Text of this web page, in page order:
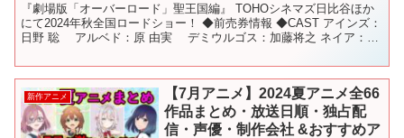
『劇場版「オーバーロード」聖王国編』 TOHOシネマズ日比谷ほか
にて2024年秋全国ロードショー！ ◆前売券情報 ◆CAST アインズ：
日野 聡 アルベド：原 由実 デミウルゴス：加藤将之 ネイア：青
新作アニメ
【7月アニメ】2024夏アニメ全66
作品まとめ・放送日順・独占配
信・声優・制作会社 &おすすめア